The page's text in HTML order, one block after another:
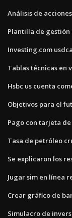
Análisis de
Plantilla de
Investing.com
Tablas técnicas en
Hsbc us cuenta
Objetivos para el
Pago con tarjeta
Tasa de petróleo
Se explicaron los
Jugar sim en línea
Crear gráfico de
Simulacro de